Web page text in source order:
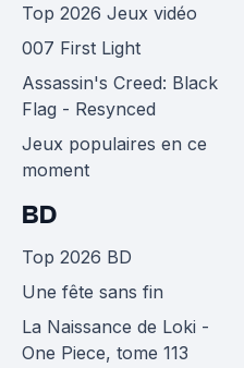
Top 2026 Jeux vidéo
007 First Light
Assassin's Creed: Black
Flag - Resynced
Jeux populaires en ce
moment
BD
Top 2026 BD
Une fête sans fin
La Naissance de Loki -
One Piece, tome 113